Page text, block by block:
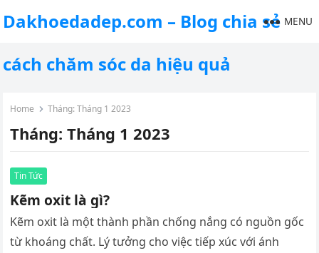
Dakhoedadep.com – Blog chia sẻ
cách chăm sóc da hiệu quả
MENU
Home Tháng:Tháng 1 2023
Tháng:Tháng 1 2023
Tin Tức
Kẽm oxit là gì?
Kẽm oxit là một thành phần chống nắng có nguồn gốc
từ khoáng chất. Lý tưởng cho việc tiếp xúc với ánh